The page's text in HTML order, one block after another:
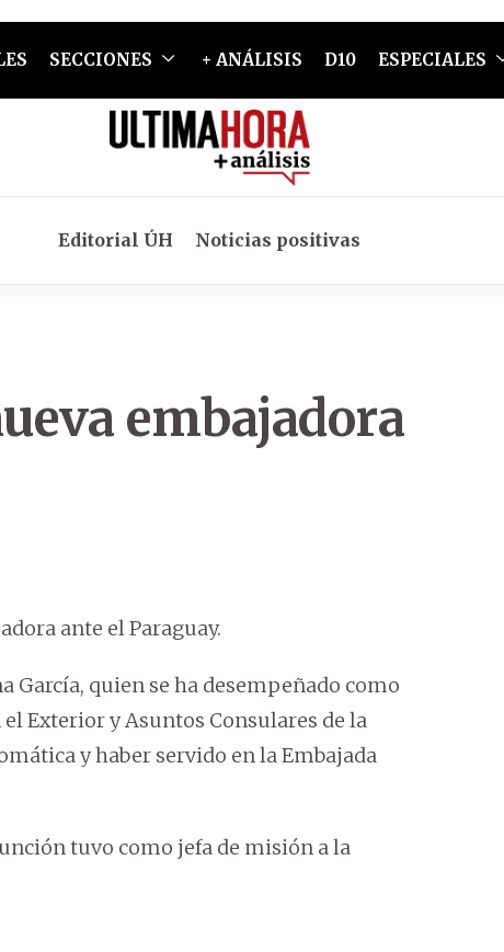
SECCIONES + ANÁLISIS D10 ESPECIALES
Editorial ÚH Noticias positivas
embajadora
ante el Paraguay.
García, quien se ha desempeñado como
Exterior y Asuntos Consulares de la
y haber servido en la Embajada
tuvo como jefa de misión a la